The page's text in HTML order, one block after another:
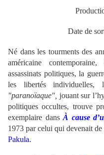
Date de
Né dans les tourments des
américaine
assassinats politiques, la
les libertés
"paranoïaque", jouant sur
politiques occultes, trouve
exemplaire dansÀ cause
1973 par celui qui devenait
Pakula.